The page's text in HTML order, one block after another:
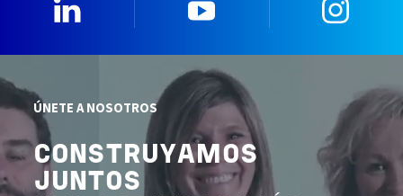
ÚNETE A NOSOTROS
CONSTRUYAMOS
JUNTOS